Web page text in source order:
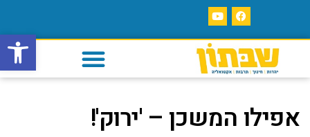
פתח
אפילו המשכן – 'ירוק'!